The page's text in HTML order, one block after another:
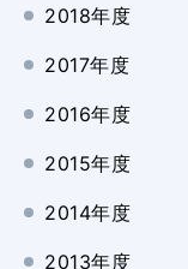
2018年度
2017年度
2016年度
2015年度
2014年度
2013年度